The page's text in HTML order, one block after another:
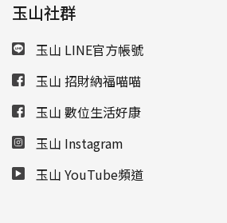
玉山社群
玉山 LINE官方帳號
玉山 招財納福喵喵
玉山 數位生活好康
玉山 Instagram
玉山 YouTube頻道